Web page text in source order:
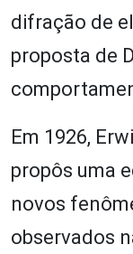
difração de
proposta de
Em 1926,
propôs uma
novos
observados